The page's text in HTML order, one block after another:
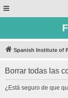
Spanish Institute of
Borrar todas las
¿Está seguro de que